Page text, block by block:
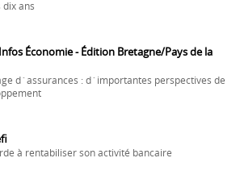
dix ans
Économie - Édition Bretagne/Pays de la
d´assurances : d´importantes perspectives de
à rentabiliser son activité bancaire